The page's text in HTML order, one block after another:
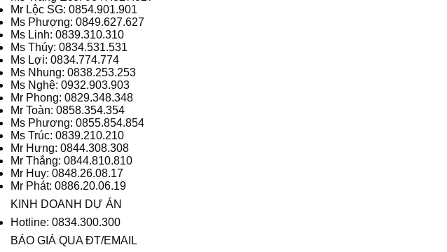
Mr Lộc SG: 0854.901.901
Ms Phượng: 0849.627.627
Ms Linh: 0839.310.310
Ms Thúy: 0834.531.531
Ms Lợi: 0834.774.774
Ms Nhung: 0838.253.253
Ms Nghệ: 0932.903.903
Mr Phong: 0829.348.348
Mr Toàn: 0858.354.354
Ms Phương: 0855.854.854
Ms Trúc: 0839.210.210
Mr Hưng: 0844.308.308
Mr Thắng: 0844.810.810
Mr Huy: 0848.26.08.17
Mr Phát: 0886.20.06.19
KINH DOANH DỰ ÁN
Hotline: 0834.300.300
BÁO GIÁ QUA ĐT/EMAIL